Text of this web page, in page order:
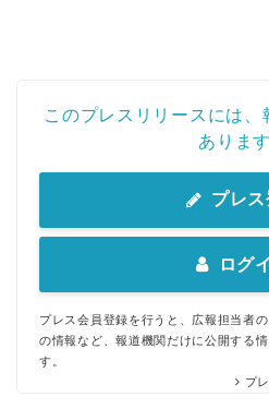
このプレスリリースには
あります
プレ
ログ
プレス会員登録を行うと、広報担当者
の情報など、報道機関だけに公開する
す。
プ